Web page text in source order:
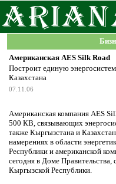
Американская AES Silk Road
Построит единую
Казахстана
07.11.06
Американская компания AES
500 КВ, связывающих
также Кыргызстана и
намерениях в области
Республики и американской
сегодня в Доме Правительства,
Кыргызской Республики.